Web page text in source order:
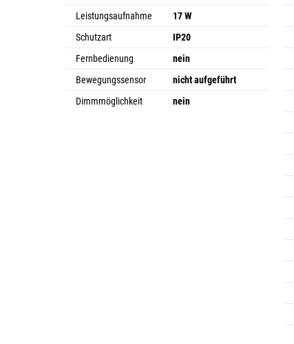
Leistungsaufnahme
17 W
Schutzart
IP20
Fernbedienung
nein
Bewegungssensor
nicht aufgeführt
Dimmmöglichkeit
nein